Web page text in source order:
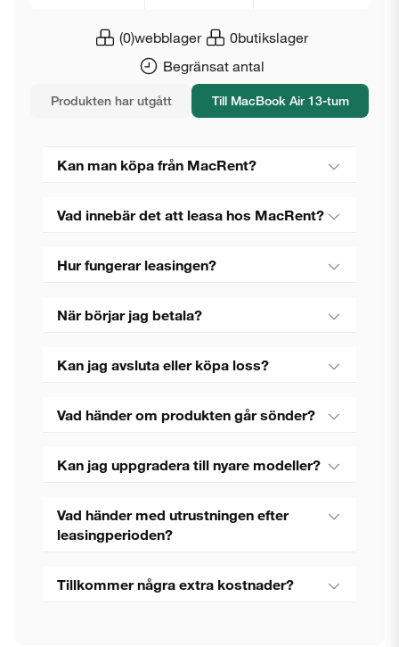
(0)webblager 0butikslager
Begränsat antal
Produkten har utgått Till MacBook Air 13-tum
Kan man köpa från MacRent?
Vad innebär det att leasa hos MacRent?
Hur fungerar leasingen?
När börjar jag betala?
Kan jag avsluta eller köpa loss?
Vad händer om produkten går sönder?
Kan jag uppgradera till nyare modeller?
Vad händer med utrustningen efter
leasingperioden?
Tillkommer några extra kostnader?